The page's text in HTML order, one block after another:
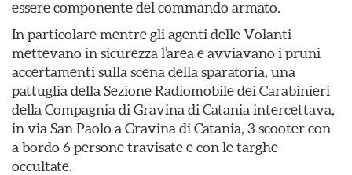
essere componente del commando armato.
In particolare mentre gli agenti delle Volanti
mettevano in sicurezza l’area e avviavano i pruni
accertamenti sulla scena della sparatoria, una
pattuglia della Sezione Radiomobile dei Carabinieri
della Compagnia di Gravina di Catania intercettava,
in via San Paolo a Gravina di Catania, 3 scooter con
a bordo 6 persone travisate e con le targhe
occultate.